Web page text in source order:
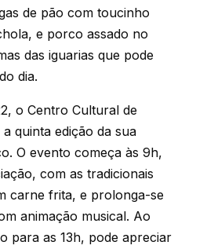
de pão com toucinho
e porco assado no
das iguarias que pode
dia.
o Centro Cultural de
quinta edição da sua
O evento começa às 9h,
com as tradicionais
carne frita, e prolonga-se
animação musical. Ao
para as 13h, pode apreciar